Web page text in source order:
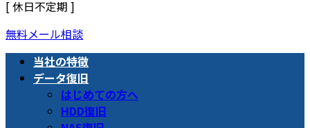
キ
ッ
プ
に
移
動
[ 休日不定期 ]
無料メール相談
当社の特徴
データ復旧
はじめての方へ
HDD復旧